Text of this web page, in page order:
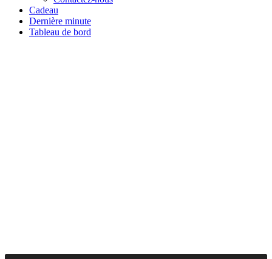
Cadeau
Dernière minute
Tableau de bord